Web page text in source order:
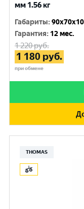
мм 1.56 кг
Габариты:
Гарантия: 12 мес.
1 220руб.
1 180 руб.
при обмене
THOMAS